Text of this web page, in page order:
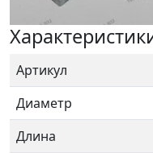
Артикул
Диаметр
Длина